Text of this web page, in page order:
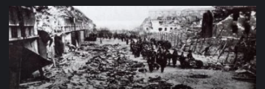
اللواء
دكتور
راضي
عبدالمعطي
يكتب:
30
يونيو